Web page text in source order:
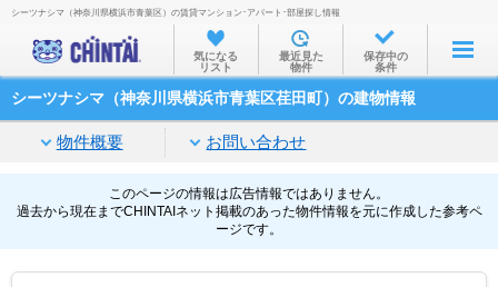
お部屋を探す
沿線・駅から
家賃相場から
通勤通学時間から
物件特集から
不動産会社から
シーツナシマ（神奈川県横浜市青葉区）の賃貸マンション･アパート･部屋探し情報
気になる
リスト
最近見た
物件
保存中の
条件
シーツナシマ（神奈川県横浜市青葉区荏田町）の建物情報
物件概要 お問い合わせ
このページの情報は広告情報ではありません。
過去から現在までCHINTAIネット掲載のあった物件情報を元に作成した参考ペ
ージです。